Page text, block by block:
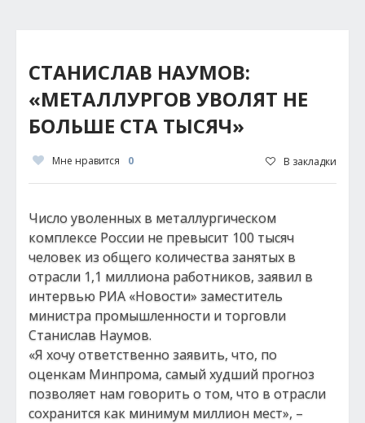
СТАНИСЛАВ НАУМОВ:
«МЕТАЛЛУРГОВ УВОЛЯТ НЕ
БОЛЬШЕ СТА ТЫСЯЧ»
Мне нравится 0 В закладки
Число уволенных в металлургическом
комплексе России не превысит 100 тысяч
человек из общего количества занятых в
отрасли 1,1 миллиона работников, заявил в
интервью РИА «Новости» заместитель
министра промышленности и торговли
Станислав Наумов.
«Я хочу ответственно заявить, что, по
оценкам Минпрома, самый худший прогноз
позволяет нам говорить о том, что в отрасли
сохранится как минимум миллион мест», –